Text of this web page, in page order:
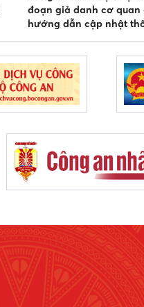
đoạn giả danh cơ quan
hướng dẫn cập nhật